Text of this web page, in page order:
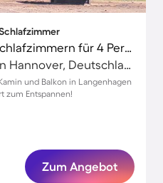
Ferienwohnung mit 4 Schlafzimmern für 4 Personen
Langenhagen, Region Hannover, Deutschland
und Balkon in Langenhagen
zum Entspannen!
Zum Angebot